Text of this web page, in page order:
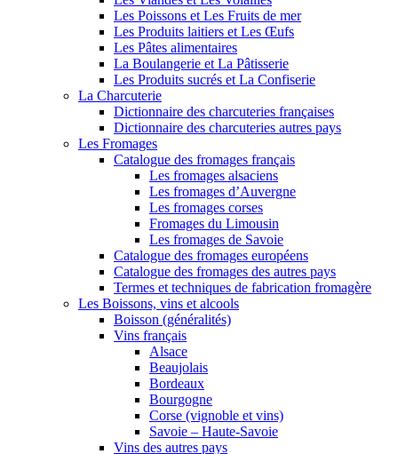
Les Poissons et Les Fruits de mer
Les Produits laitiers et Les Œufs
Les Pâtes alimentaires
La Boulangerie et La Pâtisserie
Les Produits sucrés et La Confiserie
La Charcuterie
Dictionnaire des charcuteries françaises
Dictionnaire des charcuteries autres pays
Les Fromages
Catalogue des fromages français
Les fromages alsaciens
Les fromages d’Auvergne
Les fromages corses
Fromages du Limousin
Les fromages de Savoie
Catalogue des fromages européens
Catalogue des fromages des autres pays
Termes et techniques de fabrication fromagère
Les Boissons, vins et alcools
Boisson (généralités)
Vins français
Alsace
Beaujolais
Bordeaux
Bourgogne
Corse (vignoble et vins)
Savoie – Haute-Savoie
Vins des autres pays